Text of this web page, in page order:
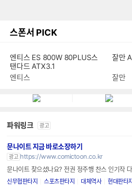
스폰서 PICK
엔티스 ES 800W 80PLUS스
탠다드 ATX3.1
파워링크 광고
문나이트 지금 바로소장하기
광고 https://www.comictoon.co.kr
문나이트 찾으셨나요? 전권 정주행 찬스 인기작 다